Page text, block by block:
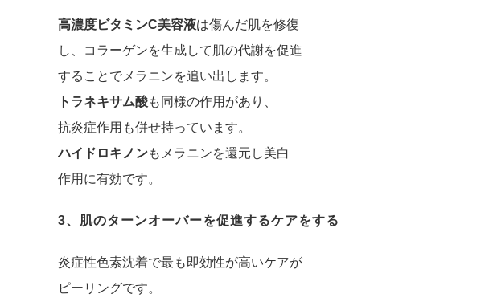
高濃度ビタミンC美容液は傷んだ肌を修復
し、コラーゲンを生成して肌の代謝を促進
することでメラニンを追い出します。
トラネキサム酸も同様の作用があり、
抗炎症作用も併せ持っています。
ハイドロキノンもメラニンを還元し美白
作用に有効です。
3、肌のターンオーバーを促進するケアをする
炎症性色素沈着で最も即効性が高いケアが
ピーリングです。